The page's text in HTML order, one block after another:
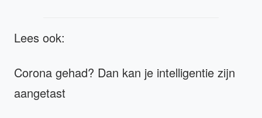
Lees ook:
Corona gehad? Dan kan je intelligentie zijn
aangetast